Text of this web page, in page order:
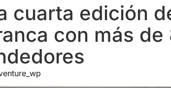
cuarta edición
con más